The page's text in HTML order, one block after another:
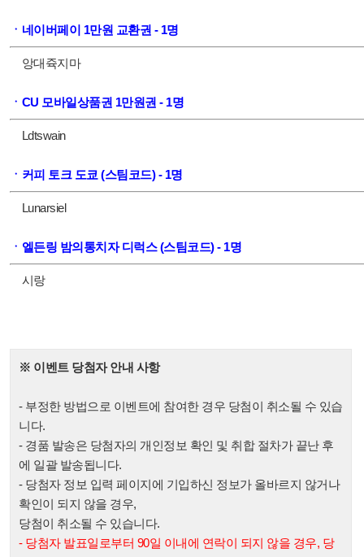
ㆍ네이버페이 1만원 교환권 - 1명
앙대쥭지마
ㆍCU 모바일상품권 1만원권 - 1명
Ldtswain
ㆍ커피 토크 도쿄 (스팀코드) - 1명
Lunarsiel
ㆍ엘든링 밤의통치자 디럭스 (스팀코드) - 1명
시랑
※ 이벤트 당첨자 안내 사항
- 부정한 방법으로 이벤트에 참여한 경우 당첨이 취소될 수 있습
니다.
- 경품 발송은 당첨자의 개인정보 확인 및 취합 절차가 끝난 후
에 일괄 발송됩니다.
- 당첨자 정보 입력 페이지에 기입하신 정보가 올바르지 않거나
확인이 되지 않을 경우,
당첨이 취소될 수 있습니다.
- 당첨자 발표일로부터 90일 이내에 연락이 되지 않을 경우, 당